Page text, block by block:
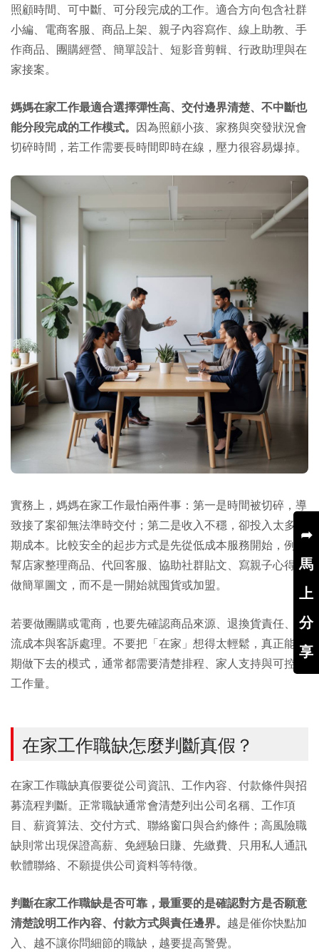
照顧時間、可中斷、可分段完成的工作。適合方向包含社群
小編、電商客服、商品上架、親子內容寫作、線上助教、手
作商品、團購經營、簡單設計、短影音剪輯、行政助理與在
家接案。
媽媽在家工作最適合選擇彈性高、交付邊界清楚、不中斷也
能分段完成的工作模式。 因為照顧小孩、家務與突發狀況會
切碎時間，若工作需要長時間即時在線，壓力很容易爆掉。
實務上，媽媽在家工作最怕兩件事：第一是時間被切碎，導
致接了案卻無法準時交付；第二是收入不穩，卻投入太多前
期成本。比較安全的起步方式是先從低成本服務開始，例如
幫店家整理商品、代回客服、協助社群貼文、寫親子心得、
做簡單圖文，而不是一開始就囤貨或加盟。
若要做團購或電商，也要先確認商品來源、退換貨責任、物
流成本與客訴處理。不要把「在家」想得太輕鬆，真正能長
期做下去的模式，通常都需要清楚排程、家人支持與可控的
工作量。
在家工作職缺怎麼判斷真假？
在家工作職缺真假要從公司資訊、工作內容、付款條件與招
募流程判斷。正常職缺通常會清楚列出公司名稱、工作項
目、薪資算法、交付方式、聯絡窗口與合約條件；高風險職
缺則常出現保證高薪、免經驗日賺、先繳費、只用私人通訊
軟體聯絡、不願提供公司資料等特徵。
判斷在家工作職缺是否可靠，最重要的是確認對方是否願意
清楚說明工作內容、付款方式與責任邊界。 越是催你快點加
入、越不讓你問細節的職缺，越要提高警覺。
➦
馬
上
分
享